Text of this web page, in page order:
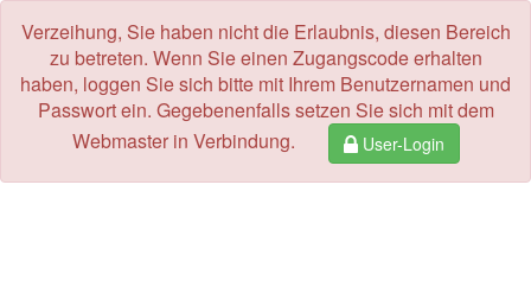
Verzeihung, Sie haben nicht die Erlaubnis, diesen Bereich
zu betreten. Wenn Sie einen Zugangscode erhalten
haben, loggen Sie sich bitte mit Ihrem Benutzernamen und
Passwort ein. Gegebenenfalls setzen Sie sich mit dem
Webmaster in Verbindung.
User-Login